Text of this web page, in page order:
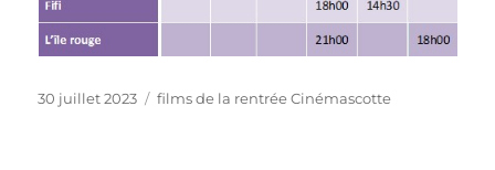
Publié
30 juillet 2023 Catégories
films de la rentrée Cinémascotte